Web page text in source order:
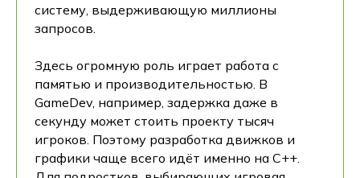
систему, выдерживающую миллионы
запросов.
Здесь огромную роль играет работа с
памятью и производительностью. В
GameDev, например, задержка даже в
секунду может стоить проекту тысяч
игроков. Поэтому разработка движков и
графики чаще всего идёт именно на C++.